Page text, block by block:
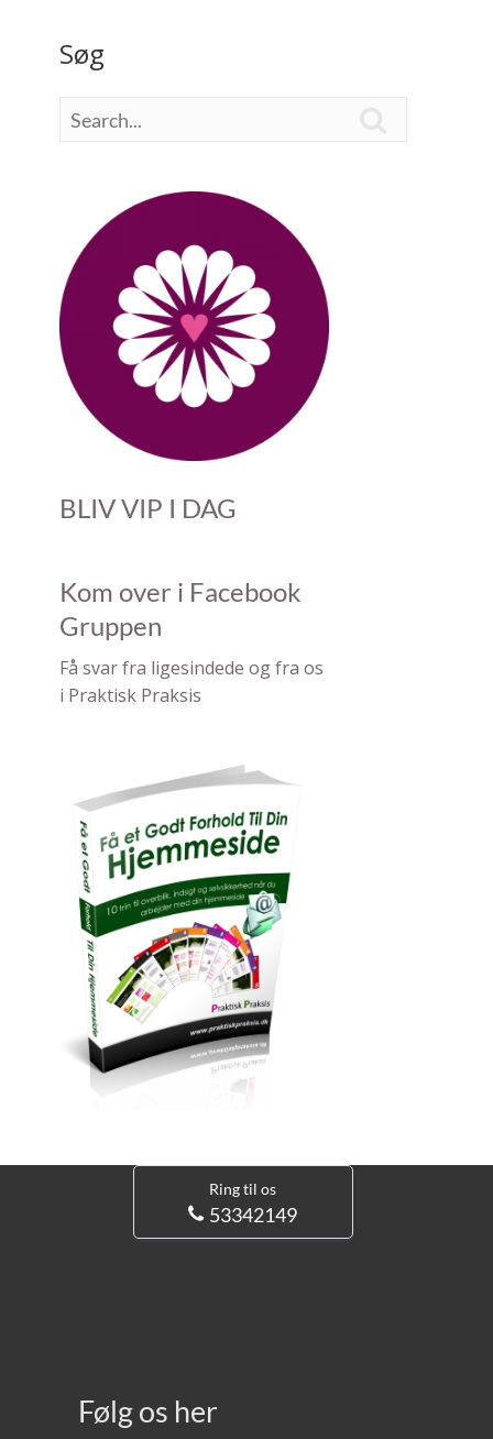
Søg
BLIV VIP I DAG
Kom over i Facebook
Gruppen
F å svar fra ligesindede og fra os
i Pra ktisk Praksis
Ring til os
53342149
Følg os her